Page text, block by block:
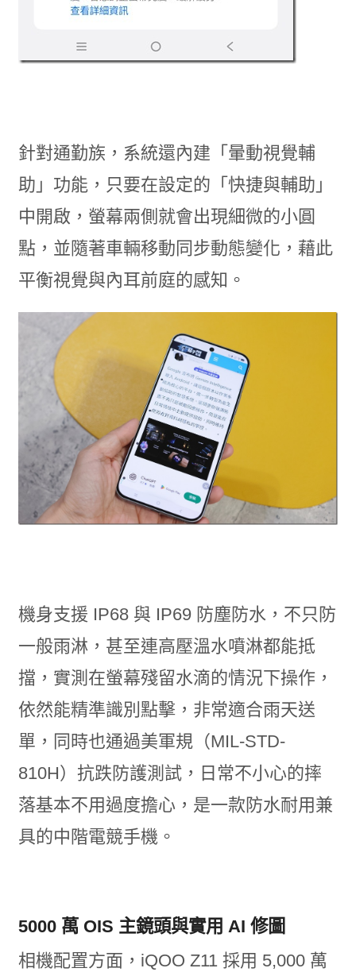
針對通勤族，系統還內建「暈動視覺輔
助」功能，只要在設定的「快捷與輔助」
中開啟，螢幕兩側就會出現細微的小圓
點，並隨著車輛移動同步動態變化，藉此
平衡視覺與內耳前庭的感知。
機身支援 IP68 與 IP69 防塵防水，不只防
一般雨淋，甚至連高壓溫水噴淋都能抵
擋，實測在螢幕殘留水滴的情況下操作，
依然能精準識別點擊，非常適合雨天送
單，同時也通過美軍規（MIL-STD-
810H）抗跌防護測試，日常不小心的摔
落基本不用過度擔心，是一款防水耐用兼
具的中階電競手機。
5000 萬 OIS 主鏡頭與實用 AI 修圖
相機配置方面，iQOO Z11 採用 5,000 萬